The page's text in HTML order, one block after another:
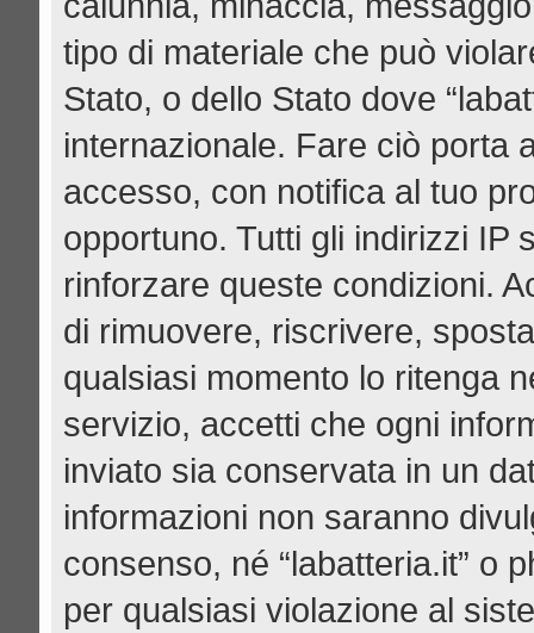
tipo di materiale che può
Stato, o dello Stato dove
internazionale. Fare ciò porta
accesso, con notifica al tuo
opportuno. Tutti gli indirizzi IP
rinforzare queste condizioni.
di rimuovere, riscrivere,
qualsiasi momento lo ritenga
servizio, accetti che ogni
inviato sia conservata in un
informazioni non saranno
consenso, né “labatteria.it” o
per qualsiasi violazione al